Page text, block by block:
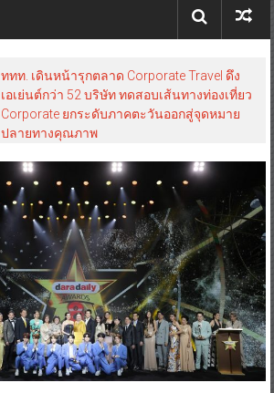
ททท. เดินหน้ารุกตลาด Corporate Travel ดึง
เอเย่นต์กว่า 52 บริษัท ทดสอบเส้นทางท่องเที่ยว
Corporate ยกระดับภาคตะวันออกสู่จุดหมาย
ปลายทางคุณภาพ